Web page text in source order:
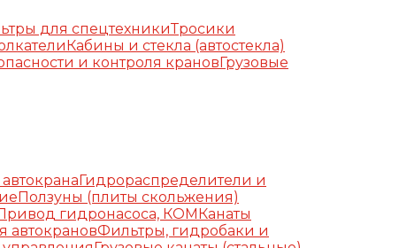
для спецтехникиТросики
Кабины и стекла (автостекла)
и контроля крановГрузовые
Гидрораспределители и
Ползуны (плиты скольжения)
гидронасоса, КОМКанаты
автокрановФильтры, гидробаки и